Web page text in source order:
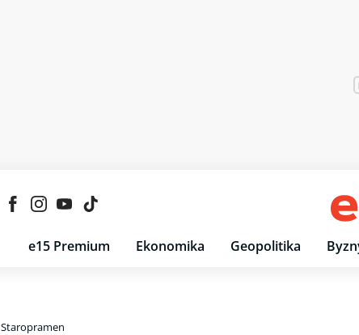
e15 Premium Ekonomika Geopolitika
Staropramen